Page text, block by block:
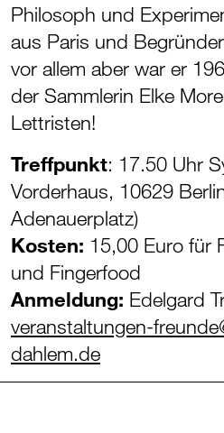
Philosoph und
aus Paris und
vor allem aber war er
der Sammlerin Elke
Lettristen!
Treffpunkt: 17.50 Uhr
Vorderhaus, 10629
Adenauerplatz)
Kosten: 15,00 Euro für
und Fingerfood
Anmeldung: Edelgard
veranstaltungen-
dahlem.de